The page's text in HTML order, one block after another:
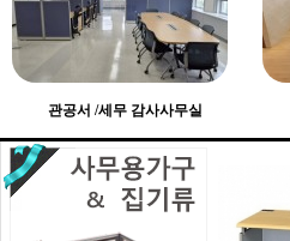
관공서 /세무 감사사무실